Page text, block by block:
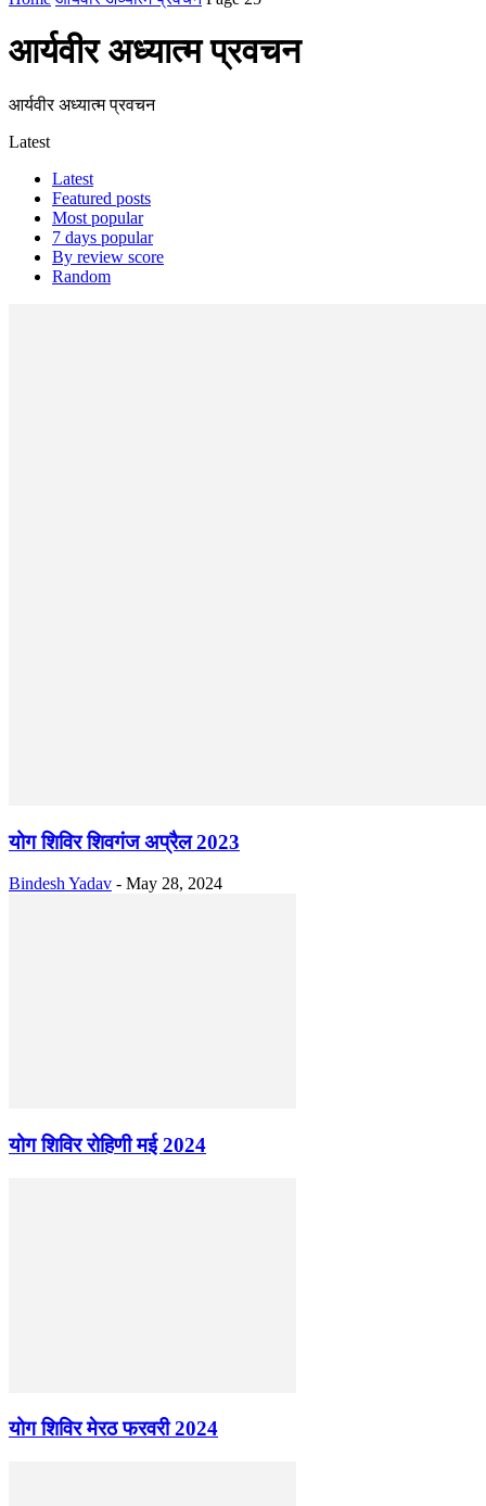
आर्यवीर अध्यात्म प्रवचन
आर्यवीर अध्यात्म प्रवचन
Latest
Latest
Featured posts
Most popular
7 days popular
By review score
Random
योग शिविर शिवगंज अप्रैल 2023
Bindesh Yadav - May 28, 2024
योग शिविर रोहिणी मई 2024
योग शिविर मेरठ फरवरी 2024